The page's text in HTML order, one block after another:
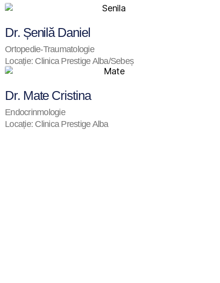
Dr. Șenilă Daniel
Ortopedie-Traumatologie
Locație: Clinica Prestige Alba/Sebeș
Dr. Mate Cristina
Endocrinmologie
Locație: Clinica Prestige Alba